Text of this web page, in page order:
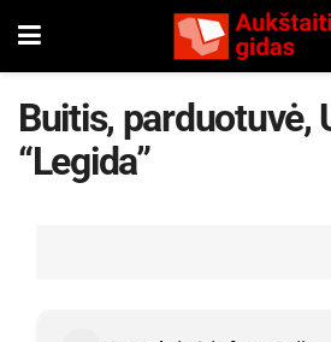
Buitis, parduotuvė,
“Legida”